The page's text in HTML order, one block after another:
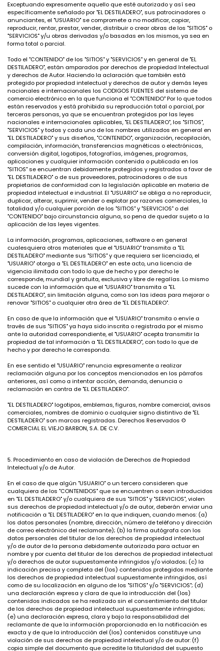
Exceptuando expresamente aquello que esté autorizado y así sea
específicamente señalado por "EL DESTILADERO", sus patrocinadores o
anunciantes, el "USUARIO" se compromete a no modificar, copiar,
reproducir, rentar, prestar, vender, distribuir o crear obras de los "SITIOS" o
"SERVICIOS" y/u obras derivadas y/o basadas en los mismos, ya sea en
forma total o parcial.
Todo el "CONTENIDO" de los "SITIOS" y "SERVICIOS" y en general de "EL
DESTILADERO", están amparados por derechos de propiedad Intelectual
y derechos de Autor. Haciendo la aclaración que también está
protegido por propiedad intelectual y derechos de autor y demás leyes
nacionales e internacionales los CODIGOS FUENTES del sistema de
comercio electrónico en la que funciona el "CONTENIDO" Por lo que todos
están reservados y está prohibida su reproducción total o parcial, por
terceras personas, ya que se encuentran protegidos por las leyes
nacionales e internacionales aplicables, "EL DESTILADERO", los "SITIOS",
"SERVICIOS" y todos y cada uno de los nombres utilizados en general en
"EL DESTILADERO" y sus diseños, "CONTENIDO", organización, recopilación,
compilación, información, transferencias magnéticas o electrónicas,
conversión digital, logotipos, fotografías, imágenes, programas,
aplicaciones y cualquier información contenida o publicada en los
"SITIOS" se encuentran debidamente protegidos y registrados a favor de
"EL DESTILADERO" o de sus proveedores, patrocinadores o de sus
propietarios de conformidad con la legislación aplicable en materia de
propiedad intelectual e industrial. El "USUARIO" se obliga a no reproducir,
duplicar, alterar, suprimir, vender o explotar por razones comerciales, la
totalidad y/o cualquier porción de los "SITIOS" y "SERVICIOS" o del
"CONTENIDO" bajo circunstancia alguna, so pena de quedar sujeto a la
aplicación de las leyes vigentes.
La información, programas, aplicaciones, software o en general
cualesquiera otros materiales que el "USUARIO" transmita a "EL
DESTILADERO" mediante sus "SITIOS" y que requiera ser licenciado, el
"USUARIO" otorga a "EL DESTILADERO" en este acto, una licencia de
vigencia ilimitada con todo lo que de hecho y por derecho le
corresponde, mundial y gratuita, exclusiva y libre de regalías. Lo mismo
sucede con la información que el "USUARIO" transmita a "EL
DESTILADERO", sin limitación alguna, como son las ideas para mejorar o
renovar "SITIOS" o cualquier otra área de "EL DESTILADERO".
En caso de que la información que el "USUARIO" transmita o envíe a
través de sus "SITIOS" ya haya sido inscrita o registrada por el mismo
ante la autoridad correspondiente, el "USUARIO" acepta transmitir la
propiedad de tal información a "EL DESTILADERO", con todo lo que de
hecho y por derecho le corresponda.
En ese sentido el "USUARIO" renuncia expresamente a realizar
reclamación alguna por los conceptos mencionados en los párrafos
anteriores, así como a intentar acción, demanda, denuncia o
reclamación en contra de "EL DESTILADERO".
"EL DESTILADERO" logotipos, emblemas, figuras, nombre comercial, avisos
comerciales, nombres de dominio o cualquier signo distintivo de "EL
DESTILADERO" son marcas registradas. Derechos Reservados ©
COMERCIAL EL VIEJO BARBON, S.A. DE C.V.
5. Procedimiento en caso de violación de Derechos de Propiedad
Intelectual y/o de Autor.
En el caso de que algún "USUARIO" o un tercero consideren que
cualquiera de los "CONTENIDOS" que se encuentren o sean introducidos
en "EL DESTILADERO" y/o cualquiera de sus "SITIOS" y "SERVICIOS", violen
sus derechos de propiedad intelectual y/o de autor, deberán enviar una
notificación a "EL DESTILADERO" en la que indiquen, cuando menos: (a)
los datos personales (nombre, dirección, número de teléfono y dirección
de correo electrónico del reclamante); (b) la firma autógrafa con los
datos personales del titular de los derechos de propiedad intelectual
y/o de autor de la persona debidamente autorizada para actuar en
nombre y por cuenta del titular de los derechos de propiedad intelectual
y/o derechos de autor supuestamente infringidos y/o violados; (c) la
indicación precisa y completa del (los) contenidos protegidos mediante
los derechos de propiedad intelectual supuestamente infringidos, así
como de su localización en alguno de los "SITIOS" y/o "SERVICIOS"; (d)
una declaración expresa y clara de que la introducción del (los)
contenidos indicados se ha realizado sin el consentimiento del titular
de los derechos de propiedad intelectual supuestamente infringidos;
(e) una declaración expresa, clara y bajo la responsabilidad del
reclamante de que la información proporcionada en la notificación es
exacta y de que la introducción del (los) contenidos constituye una
violación de sus derechos de propiedad intelectual y/o de autor: (f)
copia simple del documento que acredite la titularidad del supuesto